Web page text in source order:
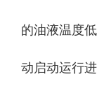
的油液温度
动启动运行